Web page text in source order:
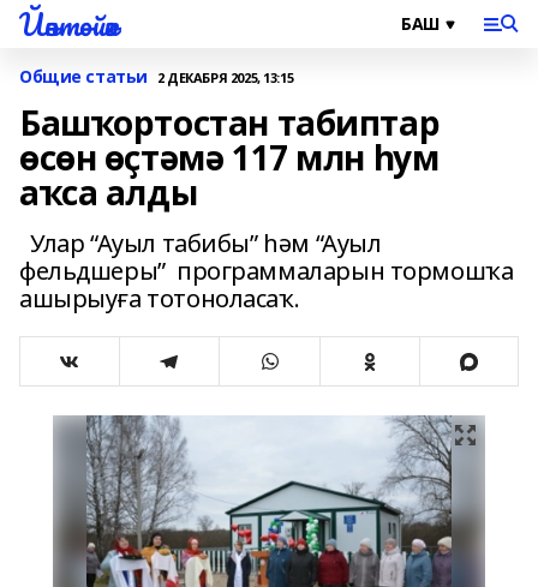
Йәнтөйәк
Общие статьи 2 ДЕКАБРЯ 2025, 13:15
Башҡортостан табиптар
өсөн өҫтәмә 117 млн һум
аҡса алды
Улар “Ауыл табибы” һәм “Ауыл
фельдшеры” программаларын тормошҡа
ашырыуға тотоноласаҡ.